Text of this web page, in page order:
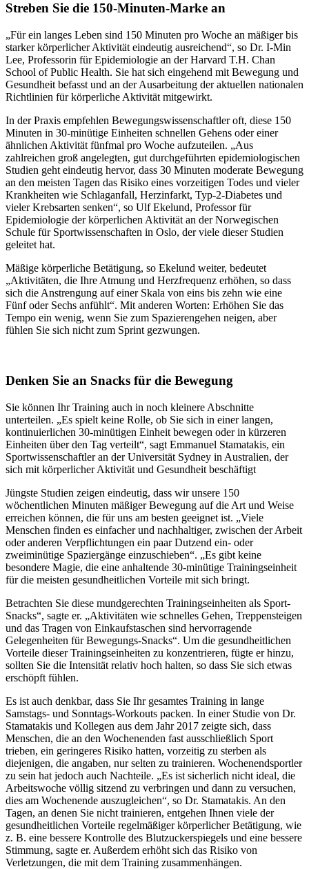
Streben Sie die 150-Minuten-Marke an
„Für ein langes Leben sind 150 Minuten pro Woche an mäßiger bis
starker körperlicher Aktivität eindeutig ausreichend“, so Dr. I-Min
Lee, Professorin für Epidemiologie an der Harvard T.H. Chan
School of Public Health. Sie hat sich eingehend mit Bewegung und
Gesundheit befasst und an der Ausarbeitung der aktuellen nationalen
Richtlinien für körperliche Aktivität mitgewirkt.
In der Praxis empfehlen Bewegungswissenschaftler oft, diese 150
Minuten in 30-minütige Einheiten schnellen Gehens oder einer
ähnlichen Aktivität fünfmal pro Woche aufzuteilen. „Aus
zahlreichen groß angelegten, gut durchgeführten epidemiologischen
Studien geht eindeutig hervor, dass 30 Minuten moderate Bewegung
an den meisten Tagen das Risiko eines vorzeitigen Todes und vieler
Krankheiten wie Schlaganfall, Herzinfarkt, Typ-2-Diabetes und
vieler Krebsarten senken“, so Ulf Ekelund, Professor für
Epidemiologie der körperlichen Aktivität an der Norwegischen
Schule für Sportwissenschaften in Oslo, der viele dieser Studien
geleitet hat.
Mäßige körperliche Betätigung, so Ekelund weiter, bedeutet
„Aktivitäten, die Ihre Atmung und Herzfrequenz erhöhen, so dass
sich die Anstrengung auf einer Skala von eins bis zehn wie eine
Fünf oder Sechs anfühlt“. Mit anderen Worten: Erhöhen Sie das
Tempo ein wenig, wenn Sie zum Spazierengehen neigen, aber
fühlen Sie sich nicht zum Sprint gezwungen.
Denken Sie an Snacks für die Bewegung
Sie können Ihr Training auch in noch kleinere Abschnitte
unterteilen. „Es spielt keine Rolle, ob Sie sich in einer langen,
kontinuierlichen 30-minütigen Einheit bewegen oder in kürzeren
Einheiten über den Tag verteilt“, sagt Emmanuel Stamatakis, ein
Sportwissenschaftler an der Universität Sydney in Australien, der
sich mit körperlicher Aktivität und Gesundheit beschäftigt
Jüngste Studien zeigen eindeutig, dass wir unsere 150
wöchentlichen Minuten mäßiger Bewegung auf die Art und Weise
erreichen können, die für uns am besten geeignet ist. „Viele
Menschen finden es einfacher und nachhaltiger, zwischen der Arbeit
oder anderen Verpflichtungen ein paar Dutzend ein- oder
zweiminütige Spaziergänge einzuschieben“. „Es gibt keine
besondere Magie, die eine anhaltende 30-minütige Trainingseinheit
für die meisten gesundheitlichen Vorteile mit sich bringt.
Betrachten Sie diese mundgerechten Trainingseinheiten als Sport-
Snacks“, sagte er. „Aktivitäten wie schnelles Gehen, Treppensteigen
und das Tragen von Einkaufstaschen sind hervorragende
Gelegenheiten für Bewegungs-Snacks“. Um die gesundheitlichen
Vorteile dieser Trainingseinheiten zu konzentrieren, fügte er hinzu,
sollten Sie die Intensität relativ hoch halten, so dass Sie sich etwas
erschöpft fühlen.
Es ist auch denkbar, dass Sie Ihr gesamtes Training in lange
Samstags- und Sonntags-Workouts packen. In einer Studie von Dr.
Stamatakis und Kollegen aus dem Jahr 2017 zeigte sich, dass
Menschen, die an den Wochenenden fast ausschließlich Sport
trieben, ein geringeres Risiko hatten, vorzeitig zu sterben als
diejenigen, die angaben, nur selten zu trainieren. Wochenendsportler
zu sein hat jedoch auch Nachteile. „Es ist sicherlich nicht ideal, die
Arbeitswoche völlig sitzend zu verbringen und dann zu versuchen,
dies am Wochenende auszugleichen“, so Dr. Stamatakis. An den
Tagen, an denen Sie nicht trainieren, entgehen Ihnen viele der
gesundheitlichen Vorteile regelmäßiger körperlicher Betätigung, wie
z. B. eine bessere Kontrolle des Blutzuckerspiegels und eine bessere
Stimmung, sagte er. Außerdem erhöht sich das Risiko von
Verletzungen, die mit dem Training zusammenhängen.